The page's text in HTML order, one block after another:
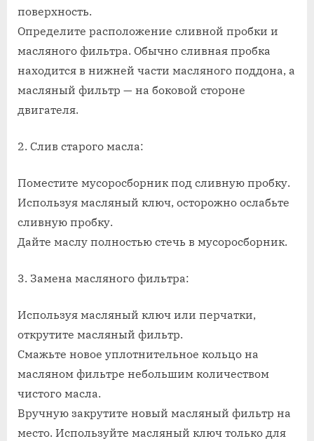
поверхность.
Определите расположение сливной пробки и
масляного фильтра. Обычно сливная пробка
находится в нижней части масляного поддона, а
масляный фильтр — на боковой стороне
двигателя.
2. Слив старого масла:
Поместите мусоросборник под сливную пробку.
Используя масляный ключ, осторожно ослабьте
сливную пробку.
Дайте маслу полностью стечь в мусоросборник.
3. Замена масляного фильтра:
Используя масляный ключ или перчатки,
открутите масляный фильтр.
Смажьте новое уплотнительное кольцо на
масляном фильтре небольшим количеством
чистого масла.
Вручную закрутите новый масляный фильтр на
место. Используйте масляный ключ только для